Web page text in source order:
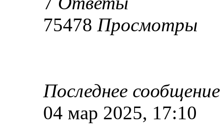
75478 Просмотры
Последнее
04 мар 2025, 17:10